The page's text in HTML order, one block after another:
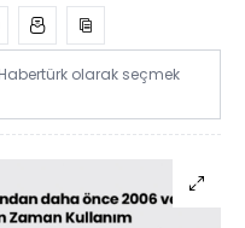
olarak seçmek